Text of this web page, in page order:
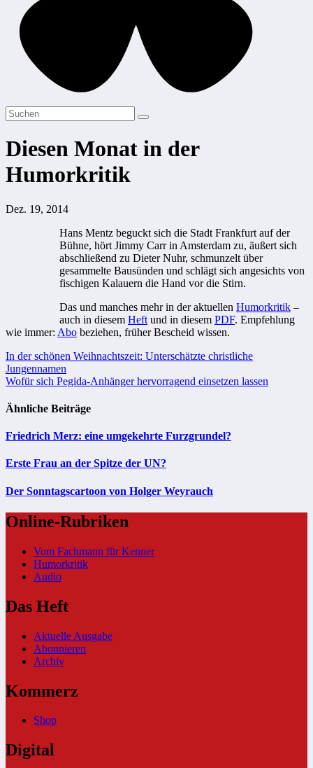
Diesen Monat in der
Humorkritik
Dez. 19, 2014
Hans Mentz beguckt sich die Stadt Frankfurt auf der
Bühne, hört Jimmy Carr in Amsterdam zu, äußert sich
abschließend zu Dieter Nuhr, schmunzelt über
gesammelte Bausünden und schlägt sich angesichts von
fischigen Kalauern die Hand vor die Stirn.
Das und manches mehr in der aktuellen Humorkritik –
auch in diesem Heft und in diesem PDF. Empfehlung
wie immer: Abo beziehen, früher Bescheid wissen.
Beitragsnavigation
In der schönen Weihnachtszeit: Unterschätzte christliche
Jungennamen
Wofür sich Pegida-Anhänger hervorragend einsetzen lassen
Ähnliche Beiträge
Friedrich Merz: eine umgekehrte Furzgrundel?
Erste Frau an der Spitze der UN?
Der Sonntagscartoon von Holger Weyrauch
Online-Rubriken
Vom Fachmann für Kenner
Humorkritik
Audio
Das Heft
Aktuelle Ausgabe
Abonnieren
Archiv
Kommerz
Shop
Digital